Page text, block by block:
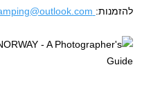
להזמנות: